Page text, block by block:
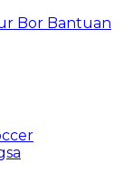
Bor Bantuan